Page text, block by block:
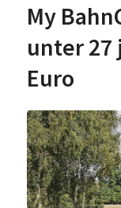
My
unter 27
Euro